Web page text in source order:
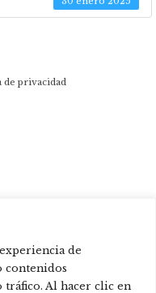
de
contenidos
tráfico. Al hacer clic en
de privacidad